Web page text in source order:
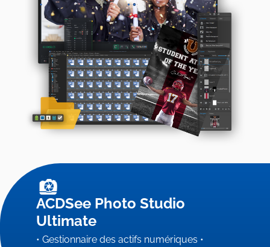
ACDSee Photo Studio
Ultimate
• Gestionnaire des actifs numériques •